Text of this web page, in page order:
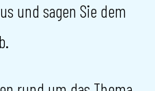
und sagen Sie dem